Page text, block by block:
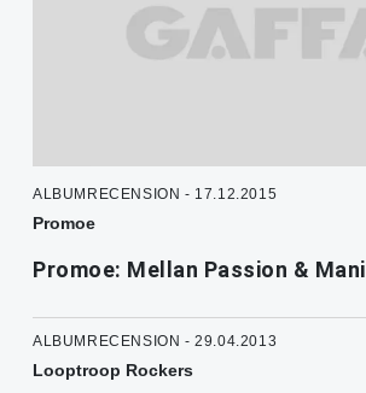
ALBUMRECENSION - 17.12.2015
Promoe
Promoe: Mellan Passion & Mani
ALBUMRECENSION - 29.04.2013
Looptroop Rockers